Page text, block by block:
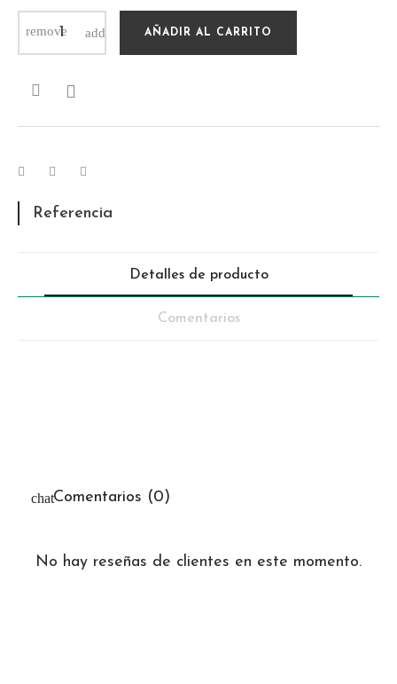
AÑADIR AL CARRITO

Referencia
Detalles de producto
Comentarios
Comentarios (0)
No hay reseñas de clientes en este momento.